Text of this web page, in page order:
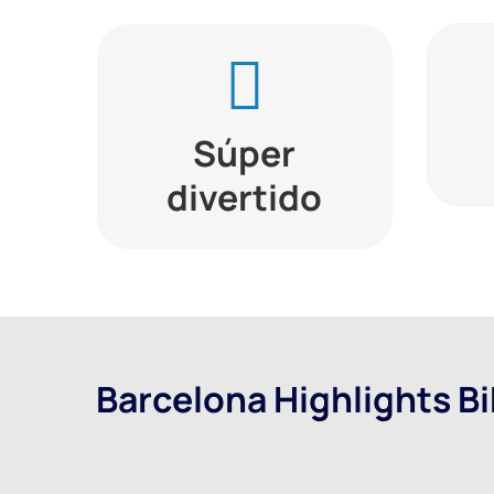
Súper
divertido
¡Ciclismo + guías turísticos
entusiastas = momentos
garantizados de diversión!
Barcelona Highlights